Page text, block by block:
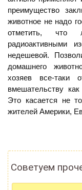
преимущество
животное не надо
отметить, что
радиоактивными
недешевой.
домашнего
хозяев все-таки
вмешательству
Это касается не
жителей Америки,
Советуем